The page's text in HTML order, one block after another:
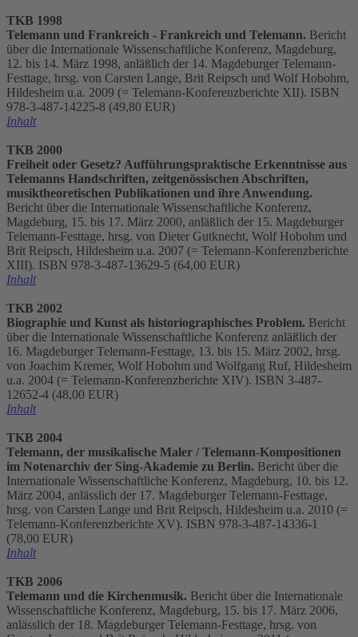
TKB 1998
Telemann und Frankreich - Frankreich und Telemann. Bericht
über die Internationale Wissenschaftliche Konferenz, Magdeburg,
12. bis 14. März 1998, anläßlich der 14. Magdeburger Telemann-
Festtage, hrsg. von Carsten Lange, Brit Reipsch und Wolf Hobohm,
Hildesheim u.a. 2009 (= Telemann-Konferenzberichte XII). ISBN
978-3-487-14225-8 (49,80 EUR)
Inhalt
TKB 2000
Freiheit oder Gesetz? Aufführungspraktische Erkenntnisse aus
Telemanns Handschriften, zeitgenössischen Abschriften,
musiktheoretischen Publikationen und ihre Anwendung.
Bericht über die Internationale Wissenschaftliche Konferenz,
Magdeburg, 15. bis 17. März 2000, anläßlich der 15. Magdeburger
Telemann-Festtage, hrsg. von Dieter Gutknecht, Wolf Hobohm und
Brit Reipsch, Hildesheim u.a. 2007 (= Telemann-Konferenzberichte
XIII). ISBN 978-3-487-13629-5 (64,00 EUR)
Inhalt
TKB 2002
Biographie und Kunst als historiographisches Problem. Bericht
über die Internationale Wissenschaftliche Konferenz anläßlich der
16. Magdeburger Telemann-Festtage, 13. bis 15. März 2002, hrsg.
von Joachim Kremer, Wolf Hobohm und Wolfgang Ruf, Hildesheim
u.a. 2004 (= Telemann-Konferenzberichte XIV). ISBN 3-487-
12652-4 (48,00 EUR)
Inhalt
TKB 2004
Telemann, der musikalische Maler / Telemann-Kompositionen
im Notenarchiv der Sing-Akademie zu Berlin. Bericht über die
Internationale Wissenschaftliche Konferenz, Magdeburg, 10. bis 12.
März 2004, anlässlich der 17. Magdeburger Telemann-Festtage,
hrsg. von Carsten Lange und Brit Reipsch, Hildesheim u.a. 2010 (=
Telemann-Konferenzberichte XV). ISBN 978-3-487-14336-1
(78,00 EUR)
Inhalt
TKB 2006
Telemann und die Kirchenmusik. Bericht über die Internationale
Wissenschaftliche Konferenz, Magdeburg, 15. bis 17. März 2006,
anlässlich der 18. Magdeburger Telemann-Festtage, hrsg. von